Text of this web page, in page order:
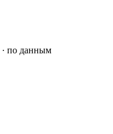
· по данным